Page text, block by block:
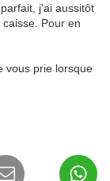
j'ai aussitôt
Pour en
vous prie lorsque